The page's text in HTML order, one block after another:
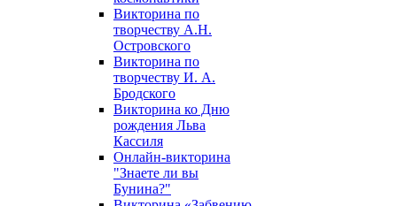
Викторина по
творчеству А.Н.
Островского
Викторина по
творчеству И. А.
Бродского
Викторина ко Дню
рождения Льва
Кассиля
Онлайн-викторина
"Знаете ли вы
Бунина?"